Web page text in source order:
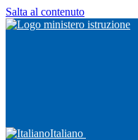
Salta al contenuto
Italiano